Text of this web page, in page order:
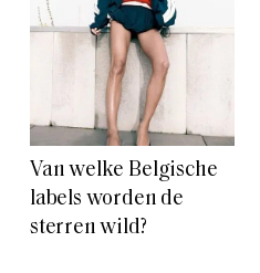
Van welke Belgische
labels worden de
sterren wild?